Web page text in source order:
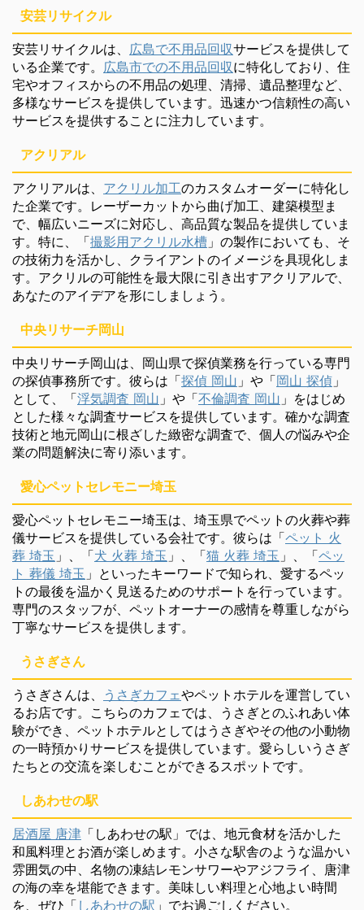
安芸リサイクル
安芸リサイクルは、 広島で不用品回収サービスを提供して
いる企業です。 広島市での不用品回収に特化しており、住
宅やオフィスからの不用品の処理、清掃、遺品整理など、
多様なサービスを提供しています。迅速かつ信頼性の高い
サービスを提供することに注力しています。
アクリアル
アクリアルは、 アクリル加工のカスタムオーダーに特化し
た企業です。レーザーカットから曲げ加工、建築模型ま
で、幅広いニーズに対応し、高品質な製品を提供していま
す。特に、「撮影用アクリル水槽 」の製作においても、そ
の技術力を活かし、クライアントのイメージを具現化しま
す。アクリルの可能性を最大限に引き出すアクリアルで、
あなたのアイデアを形にしましょう。
中央リサーチ岡山
中央リサーチ岡山は、岡山県で探偵業務を行っている専門
の探偵事務所です。彼らは「探偵 岡山 」や「岡山 探偵 」
として、「浮気調査 岡山 」や「不倫調査 岡山 」をはじめ
とした様々な調査サービスを提供しています。確かな調査
技術と地元岡山に根ざした緻密な調査で、個人の悩みや企
業の問題解決に寄り添います。
愛心ペットセレモニー埼玉
愛心ペットセレモニー埼玉は、埼玉県でペットの火葬や葬
儀サービスを提供している会社です。彼らは「ペット 火
葬 埼玉 」、「犬 火葬 埼玉 」、「猫 火葬 埼玉 」、「ペッ
ト 葬儀 埼玉 」といったキーワードで知られ、愛するペッ
トの最後を温かく見送るためのサポートを行っています。
専門のスタッフが、ペットオーナーの感情を尊重しながら
丁寧なサービスを提供します。
うさぎさん
うさぎさんは、 うさぎカフェやペットホテルを運営してい
るお店です。こちらのカフェでは、うさぎとのふれあい体
験ができ、ペットホテルとしてはうさぎやその他の小動物
の一時預かりサービスを提供しています。愛らしいうさぎ
たちとの交流を楽しむことができるスポットです。
しあわせの駅
居酒屋 唐津 「しあわせの駅」では、地元食材を活かした
和風料理とお酒が楽しめます。小さな駅舎のような温かい
雰囲気の中、名物の凍結レモンサワーやアジフライ、唐津
の海の幸を堪能できます。美味しい料理と心地よい時間
を、ぜひ「 しあわせの駅 」でお過ごしください。